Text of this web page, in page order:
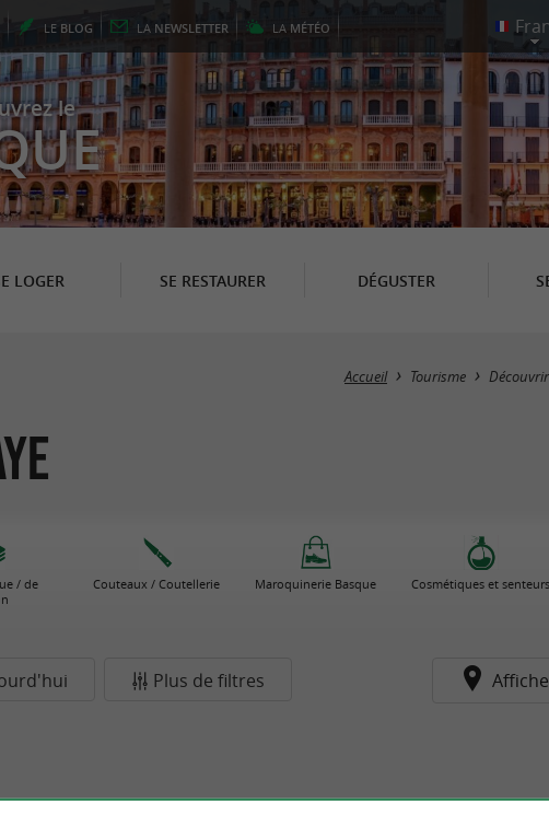
LE BLOG LA NEWSLETTER LA MÉTÉO
le
LOGER SE RESTAURER DÉGUSTER
Accueil Tourisme Découvrir
/ de
Couteaux / Coutellerie Maroquinerie Basque Cosmétiques et senteurs
Plus de filtres